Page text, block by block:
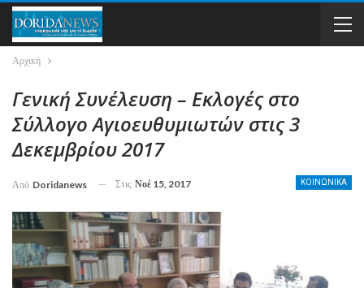
Αρχική
Γενική Συνέλευση – Εκλογές στο
Σύλλογο Αγιοευθυμιωτών στις 3
Δεκεμβρίου 2017
ΚΟΙΝΩΝΙΚΑ
Από Doridanews Στις Νοέ 15, 2017